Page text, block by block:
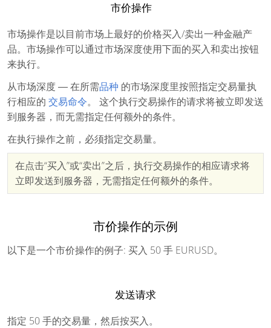
市价操作
市场操作是以目前市场上最好的价格买入/卖出一种金融产
品。市场操作可以通过市场深度使用下面的买入和卖出按钮
来执行。
从市场深度 ― 在所需品种 的市场深度里按照指定交易量执
行相应的 交易命令。 这个执行交易操作的请求将被立即发送
到服务器，而无需指定任何额外的条件。
在执行操作之前，必须指定交易量。
在点击“买入”或“卖出”之后，执行交易操作的相应请求将
立即发送到服务器，无需指定任何额外的条件。
市价操作的示例
以下是一个市价操作的例子: 买入 50 手 EURUSD。
发送请求
指定 50 手的交易量，然后按买入。